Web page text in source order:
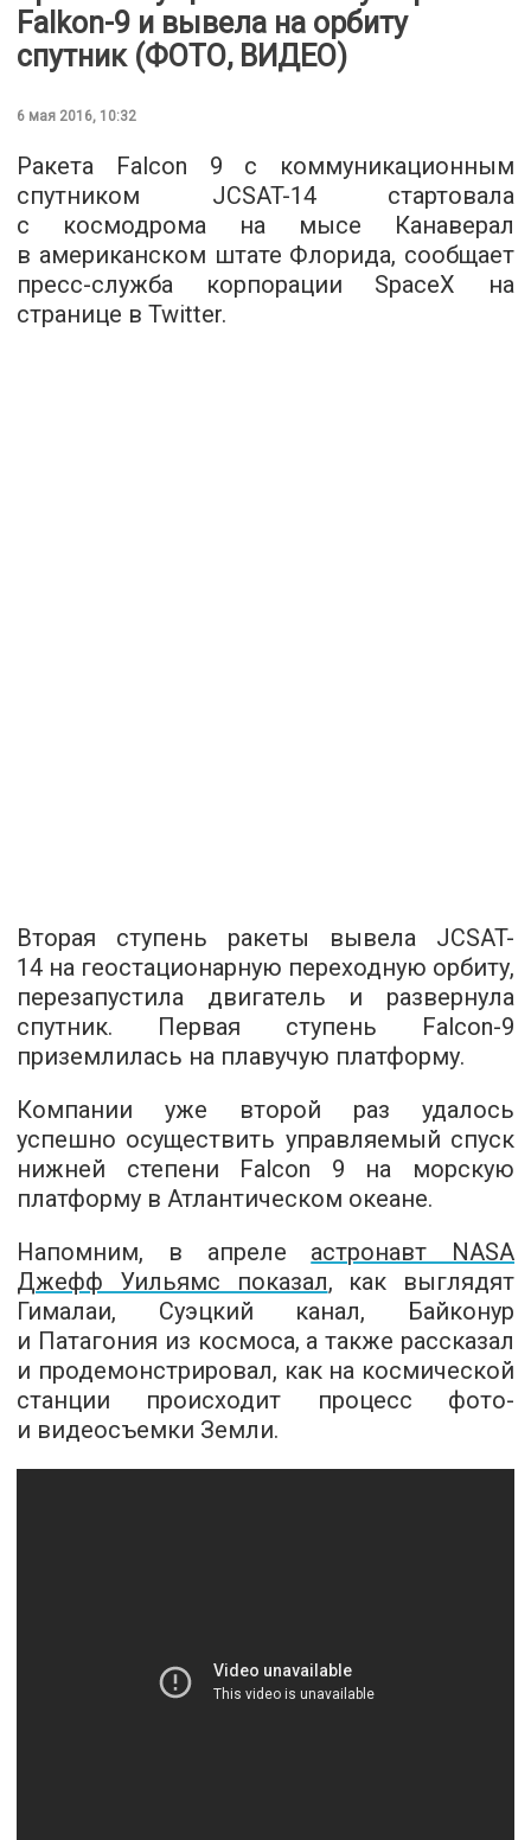
Falkon-9 и вывела на орбиту
спутник (ФОТО, ВИДЕО)
6 мая 2016, 10:32
Ракета Falcon 9 с коммуникационным
спутником JCSAT-14 стартовала
с космодрома на мысе Канаверал
в американском штате Флорида, сообщает
пресс-служба корпорации SpaceX на
странице в Twitter.
Вторая ступень ракеты вывела JCSAT-
14 на геостационарную переходную орбиту,
перезапустила двигатель и развернула
спутник. Первая ступень Falcon-9
приземлилась на плавучую платформу.
Компании уже второй раз удалось
успешно осуществить управляемый спуск
нижней степени Falcon 9 на морскую
платформу в Атлантическом океане.
Напомним, в апреле астронавт NASA
Джефф Уильямс показал, как выглядят
Гималаи, Суэцкий канал, Байконур
и Патагония из космоса, а также рассказал
и продемонстрировал, как на космической
станции происходит процесс фото-
и видеосъемки Земли.